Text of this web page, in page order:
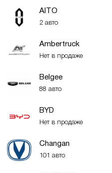
AITO
2 авто
Ambertruck
Нет в продаже
Belgee
88 авто
BYD
Нет в продаже
Changan
101 авто